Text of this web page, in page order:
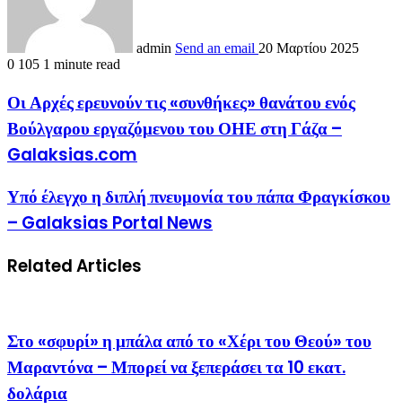
admin Send an email 20 Μαρτίου 2025
0 105 1 minute read
Οι Αρχές ερευνούν τις «συνθήκες» θανάτου ενός
Βούλγαρου εργαζόμενου του ΟΗΕ στη Γάζα –
Galaksias.com
Υπό έλεγχο η διπλή πνευμονία του πάπα Φραγκίσκου
– Galaksias Portal News
Related Articles
Στο «σφυρί» η μπάλα από το «Χέρι του Θεού» του
Μαραντόνα – Μπορεί να ξεπεράσει τα 10 εκατ.
δολάρια